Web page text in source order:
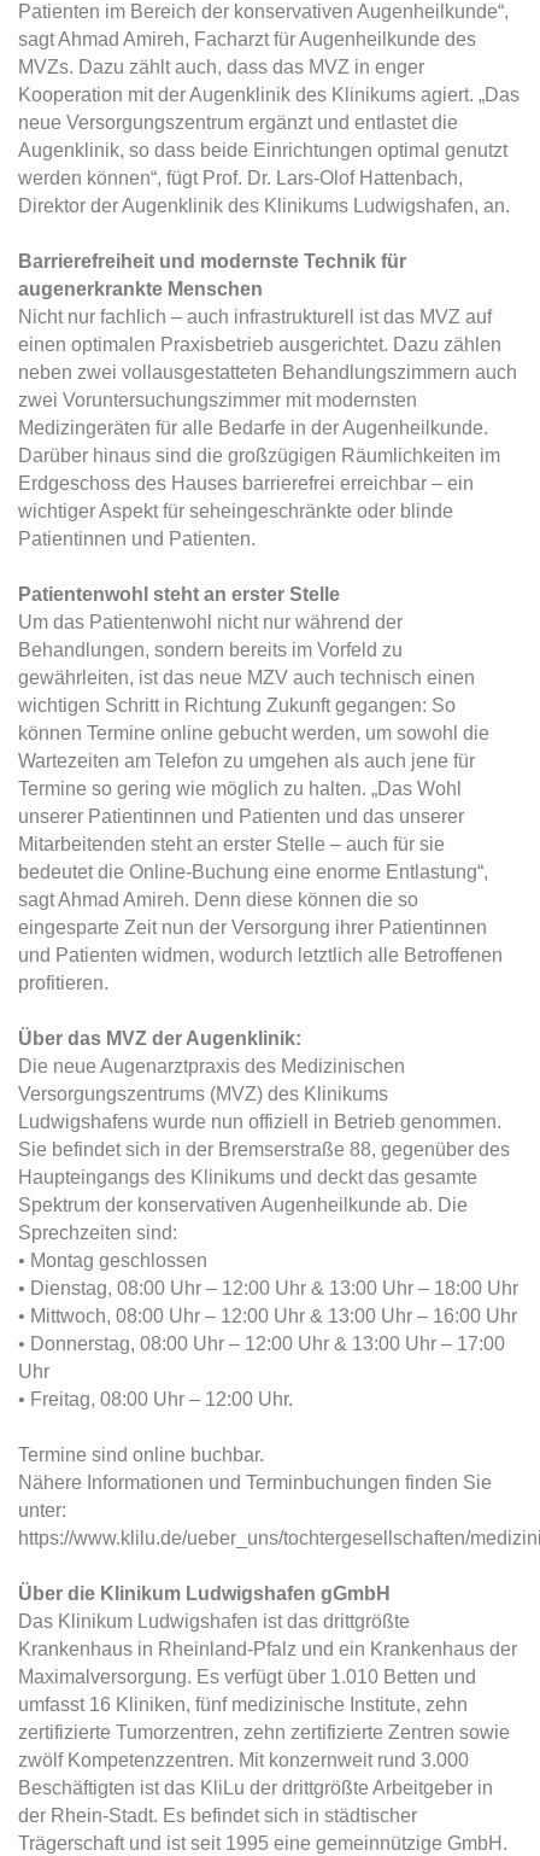
Patienten im Bereich der konservativen Augenheilkunde“,
sagt Ahmad Amireh, Facharzt für Augenheilkunde des
MVZs. Dazu zählt auch, dass das MVZ in enger
Kooperation mit der Augenklinik des Klinikums agiert. „Das
neue Versorgungszentrum ergänzt und entlastet die
Augenklinik, so dass beide Einrichtungen optimal genutzt
werden können“, fügt Prof. Dr. Lars-Olof Hattenbach,
Direktor der Augenklinik des Klinikums Ludwigshafen, an.
Barrierefreiheit und modernste Technik für
augenerkrankte Menschen
Nicht nur fachlich – auch infrastrukturell ist das MVZ auf
einen optimalen Praxisbetrieb ausgerichtet. Dazu zählen
neben zwei vollausgestatteten Behandlungszimmern auch
zwei Voruntersuchungszimmer mit modernsten
Medizingeräten für alle Bedarfe in der Augenheilkunde.
Darüber hinaus sind die großzügigen Räumlichkeiten im
Erdgeschoss des Hauses barrierefrei erreichbar – ein
wichtiger Aspekt für seheingeschränkte oder blinde
Patientinnen und Patienten.
Patientenwohl steht an erster Stelle
Um das Patientenwohl nicht nur während der
Behandlungen, sondern bereits im Vorfeld zu
gewährleiten, ist das neue MZV auch technisch einen
wichtigen Schritt in Richtung Zukunft gegangen: So
können Termine online gebucht werden, um sowohl die
Wartezeiten am Telefon zu umgehen als auch jene für
Termine so gering wie möglich zu halten. „Das Wohl
unserer Patientinnen und Patienten und das unserer
Mitarbeitenden steht an erster Stelle – auch für sie
bedeutet die Online-Buchung eine enorme Entlastung“,
sagt Ahmad Amireh. Denn diese können die so
eingesparte Zeit nun der Versorgung ihrer Patientinnen
und Patienten widmen, wodurch letztlich alle Betroffenen
profitieren.
Über das MVZ der Augenklinik:
Die neue Augenarztpraxis des Medizinischen
Versorgungszentrums (MVZ) des Klinikums
Ludwigshafens wurde nun offiziell in Betrieb genommen.
Sie befindet sich in der Bremserstraße 88, gegenüber des
Haupteingangs des Klinikums und deckt das gesamte
Spektrum der konservativen Augenheilkunde ab. Die
Sprechzeiten sind:
• Montag geschlossen
• Dienstag, 08:00 Uhr – 12:00 Uhr & 13:00 Uhr – 18:00 Uhr
• Mittwoch, 08:00 Uhr – 12:00 Uhr & 13:00 Uhr – 16:00 Uhr
• Donnerstag, 08:00 Uhr – 12:00 Uhr & 13:00 Uhr – 17:00
Uhr
• Freitag, 08:00 Uhr – 12:00 Uhr.
Termine sind online buchbar.
Nähere Informationen und Terminbuchungen finden Sie
unter:
https://www.klilu.de/ueber_uns/tochtergesellschaften/
Über die Klinikum Ludwigshafen gGmbH
Das Klinikum Ludwigshafen ist das drittgrößte
Krankenhaus in Rheinland-Pfalz und ein Krankenhaus der
Maximalversorgung. Es verfügt über 1.010 Betten und
umfasst 16 Kliniken, fünf medizinische Institute, zehn
zertifizierte Tumorzentren, zehn zertifizierte Zentren sowie
zwölf Kompetenzzentren. Mit konzernweit rund 3.000
Beschäftigten ist das KliLu der drittgrößte Arbeitgeber in
der Rhein-Stadt. Es befindet sich in städtischer
Trägerschaft und ist seit 1995 eine gemeinnützige GmbH.